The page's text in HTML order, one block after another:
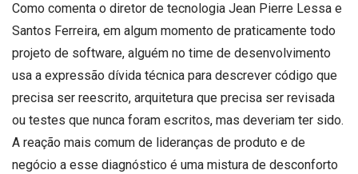
Como comenta o diretor de tecnologia Jean Pierre Lessa e
Santos Ferreira, em algum momento de praticamente todo
projeto de software, alguém no time de desenvolvimento
usa a expressão dívida técnica para descrever código que
precisa ser reescrito, arquitetura que precisa ser revisada
ou testes que nunca foram escritos, mas deveriam ter sido.
A reação mais comum de lideranças de produto e de
negócio a esse diagnóstico é uma mistura de desconforto